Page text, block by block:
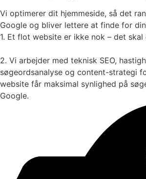
Vi optimerer dit hjemmeside, så det
Google og bliver lettere at finde for
1. Et flot website er ikke nok – det skal
2. Vi arbejder med teknisk SEO,
søgeordsanalyse og content-strategi
website får maksimal synlighed på
Google.